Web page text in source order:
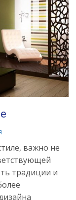
важно не
традиции и